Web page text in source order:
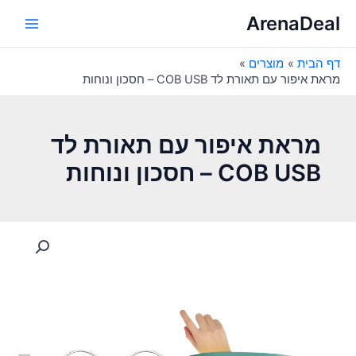
לתוכןArenaDeal
דף הבית
מוצרים
מראת איפור עם תאורת לד COB USB – חסכון ונוחות
מראת איפור עם תאורת לד
COB USB – חסכון ונוחות